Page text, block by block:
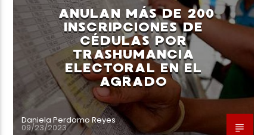
ANULAN MÁS DE 200
INSCRIPCIONES DE
CÉDULAS POR
TRASHUMANCIA
ELECTORAL EN EL
AGRADO
Daniela Perdomo Reyes
09/23/2023